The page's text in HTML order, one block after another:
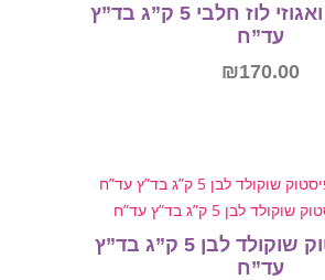
ממרח קקאו ואגוזי לוז חלבי 5 ק”ג בד”ץ
עד”ח
₪170.00
הוספה לסל
ממרח פיסטוק שוקולד לבן 5 ק”ג בד”ץ
עד”ח